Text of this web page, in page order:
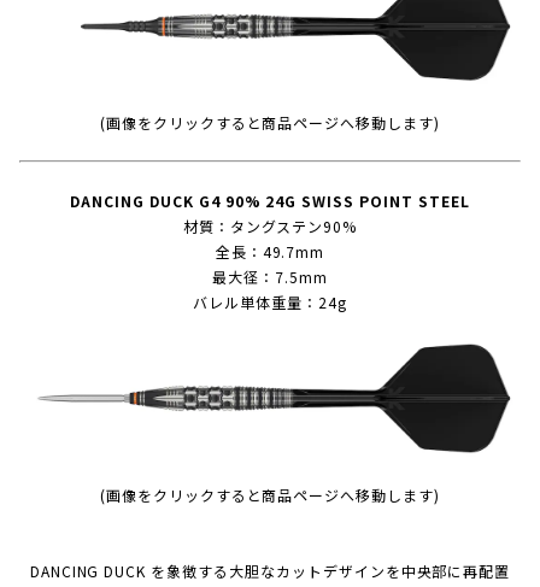
(画像をクリックすると商品ページへ移動します)
DANCING DUCK G4 90% 24G SWISS POINT STEEL
材質：タングステン90%
全長：49.7mm
最大径：7.5mm
バレル単体重量：24g
(画像をクリックすると商品ページへ移動します)
DANCING DUCK を象徴する大胆なカットデザインを中央部に再配置